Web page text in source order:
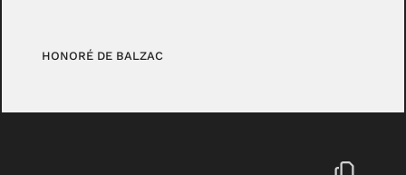
HONORÉ DE BALZAC